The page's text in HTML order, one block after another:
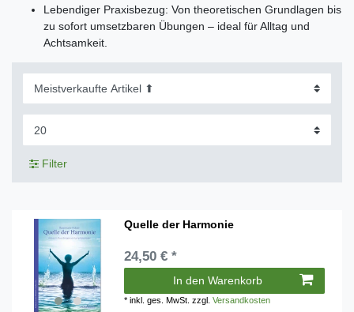
Lebendiger Praxisbezug: Von theoretischen Grundlagen bis
zu sofort umsetzbaren Übungen – ideal für Alltag und
Achtsamkeit.
Filter
Quelle der Harmonie
24,50 € *
In den Warenkorb
*inkl. ges. MwSt. zzgl.Versandkosten